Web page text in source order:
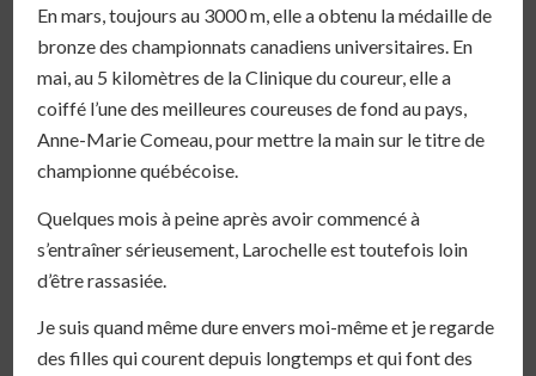
En mars, toujours au 3000 m, elle a obtenu la médaille de
bronze des championnats canadiens universitaires. En
mai, au 5 kilomètres de la Clinique du coureur, elle a
coiffé l’une des meilleures coureuses de fond au pays,
Anne-Marie Comeau, pour mettre la main sur le titre de
championne québécoise.
Quelques mois à peine après avoir commencé à
s’entraîner sérieusement, Larochelle est toutefois loin
d’être rassasiée.
Je suis quand même dure envers moi-même et je regarde
des filles qui courent depuis longtemps et qui font des